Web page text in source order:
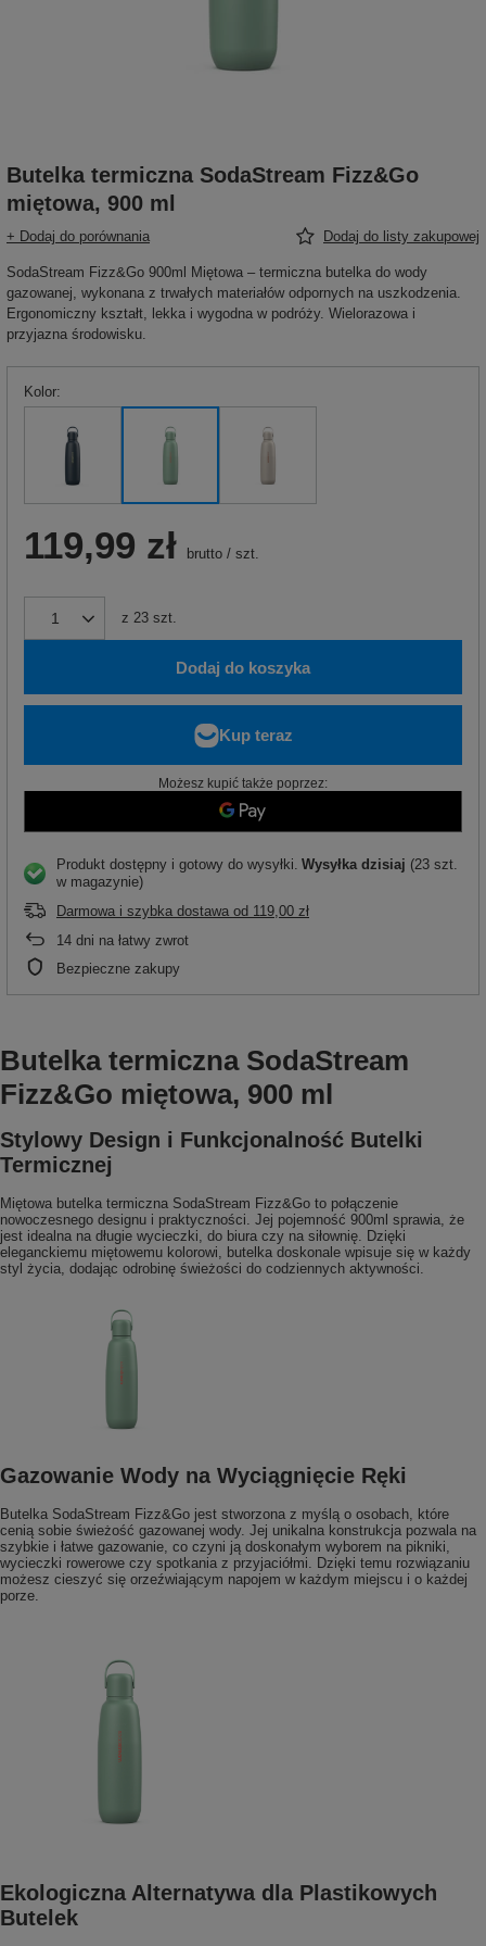
Butelka termiczna SodaStream Fizz&Go
miętowa, 900 ml
+ Dodaj do porównania Dodaj do listy zakupowej
SodaStream Fizz&Go 900ml Miętowa – termiczna butelka do wody
gazowanej, wykonana z trwałych materiałów odpornych na uszkodzenia.
Ergonomiczny kształt, lekka i wygodna w podróży. Wielorazowa i
przyjazna środowisku.
Kolor
119,99 zł brutto / szt.
z 23 szt.
Dodaj do koszyka
Możesz kupić także poprzez:
Produkt dostępny i gotowy do wysyłki Wysyłka dzisiaj (23 szt.
w magazynie)
Darmowa i szybka dostawa od 119,00 zł
14 dni na łatwy zwrot
Bezpieczne zakupy
Butelka termiczna SodaStream
Fizz&Go miętowa, 900 ml
Stylowy Design i Funkcjonalność Butelki
Termicznej
Miętowa butelka termiczna SodaStream Fizz&Go to połączenie
nowoczesnego designu i praktyczności. Jej pojemność 900ml sprawia, że
jest idealna na długie wycieczki, do biura czy na siłownię. Dzięki
eleganckiemu miętowemu kolorowi, butelka doskonale wpisuje się w każdy
styl życia, dodając odrobinę świeżości do codziennych aktywności.
Gazowanie Wody na Wyciągnięcie Ręki
Butelka SodaStream Fizz&Go jest stworzona z myślą o osobach, które
cenią sobie świeżość gazowanej wody. Jej unikalna konstrukcja pozwala na
szybkie i łatwe gazowanie, co czyni ją doskonałym wyborem na pikniki,
wycieczki rowerowe czy spotkania z przyjaciółmi. Dzięki temu rozwiązaniu
możesz cieszyć się orzeźwiającym napojem w każdym miejscu i o każdej
porze.
Ekologiczna Alternatywa dla Plastikowych
Butelek